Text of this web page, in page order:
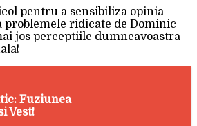
pentru a sensibiliza opinia
ridicate de Dominic
jos perceptiile dumneavoastra
Fuziunea
Vest!